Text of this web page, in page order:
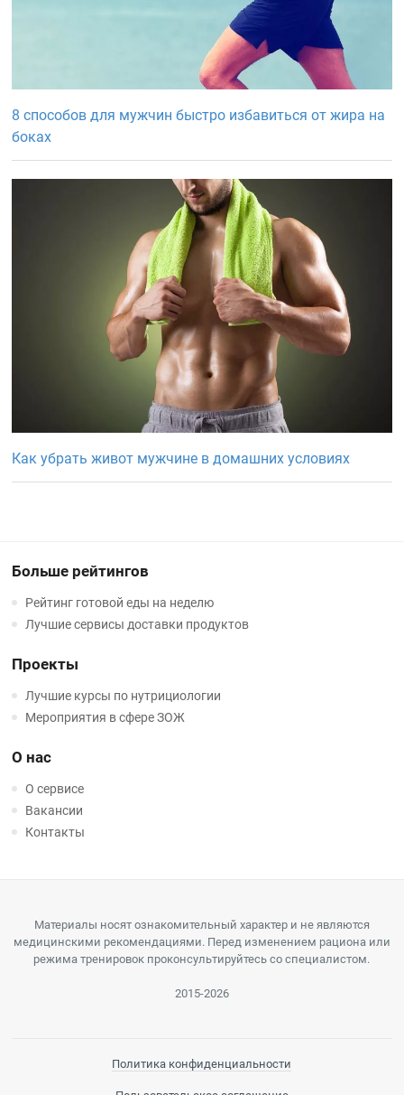
8 способов для мужчин быстро избавиться от жира на
боках
Как убрать живот мужчине в домашних условиях
Больше рейтингов
Рейтинг готовой еды на неделю
Лучшие сервисы доставки продуктов
Проекты
Лучшие курсы по нутрициологии
Мероприятия в сфере ЗОЖ
О нас
О сервисе
Вакансии
Контакты
Материалы носят ознакомительный характер и не являются
медицинскими рекомендациями. Перед изменением рациона или
режима тренировок проконсультируйтесь со специалистом.
2015-2026
Политика конфиденциальности